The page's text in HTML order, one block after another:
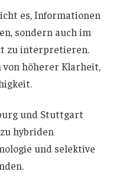
es, Informationen
sondern auch im
zu interpretieren.
höherer Klarheit,
und Stuttgart
hybriden
und selektive